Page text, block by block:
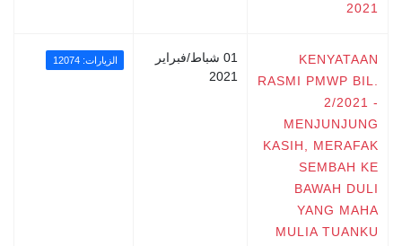
2021
KENYATAAN
RASMI PMWP BIL.
2/2021 -
MENJUNJUNG
KASIH, MERAFAK
SEMBAH KE
BAWAH DULI
YANG MAHA
MULIA TUANKU
01 شباط/فبراير
2021
الزيارات: 12074